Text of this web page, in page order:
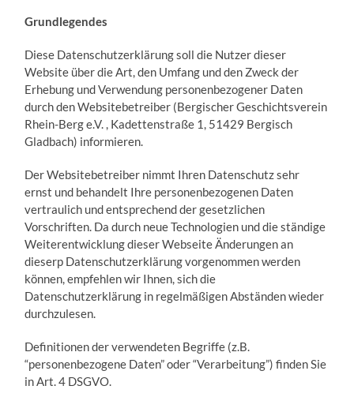
Grundlegendes
Diese Datenschutzerklärung soll die Nutzer dieser
Website über die Art, den Umfang und den Zweck der
Erhebung und Verwendung personenbezogener Daten
durch den Websitebetreiber (Bergischer Geschichtsverein
Rhein-Berg e.V. , Kadettenstraße 1, 51429 Bergisch
Gladbach) informieren.
Der Websitebetreiber nimmt Ihren Datenschutz sehr
ernst und behandelt Ihre personenbezogenen Daten
vertraulich und entsprechend der gesetzlichen
Vorschriften. Da durch neue Technologien und die ständige
Weiterentwicklung dieser Webseite Änderungen an
dieserp Datenschutzerklärung vorgenommen werden
können, empfehlen wir Ihnen, sich die
Datenschutzerklärung in regelmäßigen Abständen wieder
durchzulesen.
Definitionen der verwendeten Begriffe (z.B.
“personenbezogene Daten” oder “Verarbeitung”) finden Sie
in Art. 4 DSGVO.